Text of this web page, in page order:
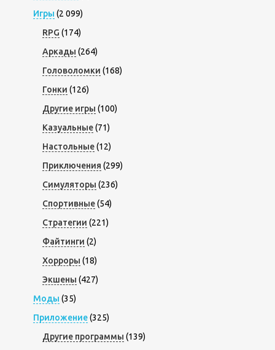
Игры (2 099)
RPG (174)
Аркады (264)
Головоломки (168)
Гонки (126)
Другие игры (100)
Казуальные(71)
Настольные(12)
Приключения (299)
Симуляторы (236)
Спортивные(54)
Стратегии (221)
Файтинги (2)
Хорроры (18)
Экшены (427)
Моды (35)
Приложение(325)
Другие программы (139)